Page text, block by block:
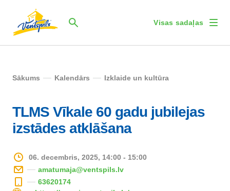
Visas sadaļas
Sākums Kalendārs Izklaide un kultūra
TLMS Vīkale 60 gadu jubilejas
izstādes atklāšana
06. decembris, 2025, 14:00 - 15:00
amatumaja@ventspils.lv
63620174